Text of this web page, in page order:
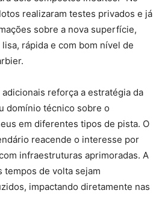
realizaram testes privados e já
sobre a nova superfície,
rápida e com bom nível de
reforça a estratégia da
domínio técnico sobre o
em diferentes tipos de pista. O
reacende o interesse por
infraestruturas aprimoradas. A
tempos de volta sejam
impactando diretamente nas